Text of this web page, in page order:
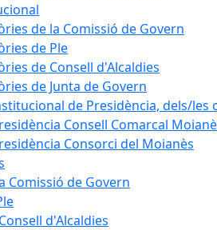
de la Comissió de Govern
de Ple
de Consell d'Alcaldies
de Junta de Govern
de Presidència, dels/les
Consell Comarcal
Consorci del Moianès
Comissió de Govern
d'Alcaldies